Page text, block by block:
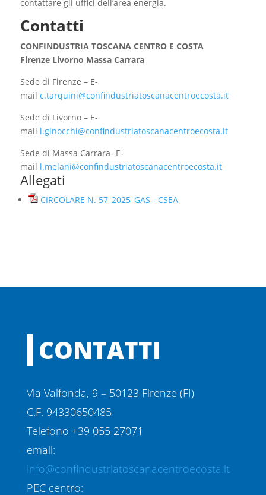
contattare gli uffici dell’area energia.
Contatti
CONFINDUSTRIA TOSCANA CENTRO E COSTA
Firenze Livorno Massa Carrara
Sede di Firenze – E-
mail c.tarquini@confindustriatoscanacentroecosta.it
Sede di Livorno – E-
mail l.ginocchi@confindustriatoscanacentroecosta.it
Sede di Massa Carrara- E-
mail l.melani@confindustriatoscanacentroecosta.it
Allegati
CIRCOLARE N. 57_2025_GAS - CSEA
CONTATTI
Via Valfonda, 9 – 50123 Firenze (FI)
C.F. 94330650485
Telefono +39 055 27071
email:
info@confindustriatoscanacentroecosta.it
PEC centro: